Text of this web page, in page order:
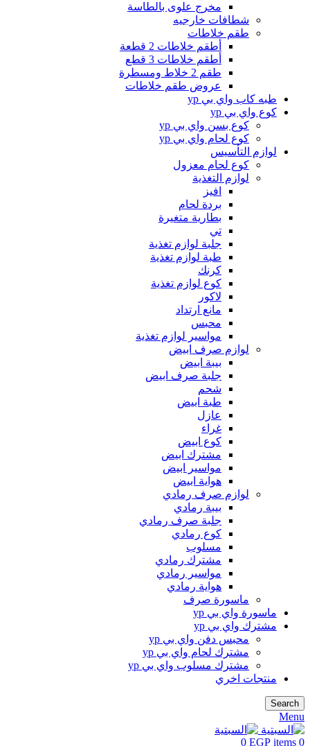
مخرج علوى بالطاسة
شطافات خارجيه
طقم خلاطات
أطقم خلاطات 2 قطعة
أطقم خلاطات 3 قطع
طقم 2 خلاط ومسطرة
عروض طقم خلاطات
طبه كاب واي بي yp
كوع واي بي yp
كوع بسن واي بي yp
كوع لحام واي بي yp
لوازم التأسيس
كوع لحام معزول
لوازم التغذية
افيز
بردة لحام
بطارية متغيرة
تي
جلبة لوازم تغذية
طبة لوازم تغذية
كرنك
كوع لوازم تغذية
لاكور
مانع ارتداد
محبس
مواسير لوازم تغذية
لوازم صرف ابيض
بيبة ابيض
جلبة صرف ابيض
شحم
طبة ابيض
عازل
غراء
كوع ابيض
مشترك ابيض
مواسير ابيض
هواية ابيض
لوازم صرف رمادي
بيبة رمادي
جلبة صرف رمادي
كوع رمادي
مسلوب
مشترك رمادي
مواسير رمادي
هواية رمادي
ماسورة صرف
ماسورة واي بي yp
مشترك واي بي yp
محبس دفن واي بي yp
مشترك لحام واي بي yp
مشترك مسلوب واي بي yp
منتجات اخري
Search
Menu
0
items
0 EGP